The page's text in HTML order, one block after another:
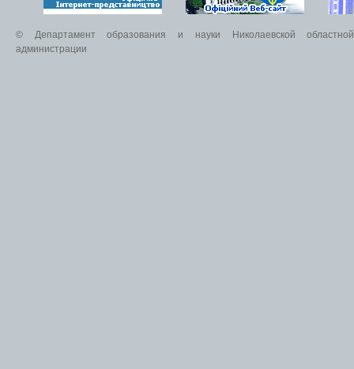
© Департамент образования и науки Николаевской областной
администрации